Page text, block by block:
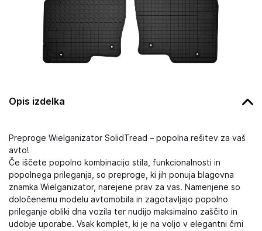
Opis izdelka
Preproge Wielganizator SolidTread – popolna rešitev za vaš
avto!
Če iščete popolno kombinacijo stila, funkcionalnosti in
popolnega prileganja, so preproge, ki jih ponuja blagovna
znamka Wielganizator, narejene prav za vas. Namenjene so
določenemu modelu avtomobila in zagotavljajo popolno
prileganje obliki dna vozila ter nudijo maksimalno zaščito in
udobje uporabe. Vsak komplet, ki je na voljo v elegantni črni